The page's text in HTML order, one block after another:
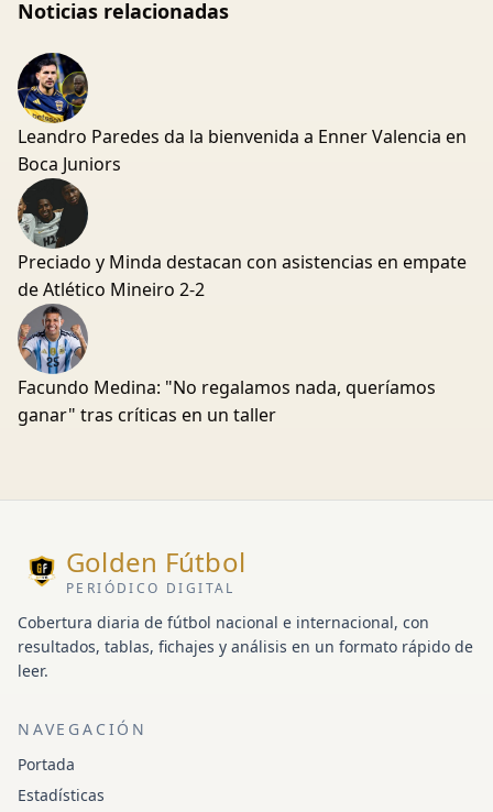
Noticias relacionadas
Leandro Paredes da la bienvenida a Enner Valencia en
Boca Juniors
Preciado y Minda destacan con asistencias en empate
de Atlético Mineiro 2-2
Facundo Medina: "No regalamos nada, queríamos
ganar" tras críticas en un taller
Golden Fútbol
PERIÓDICO DIGITAL
Cobertura diaria de fútbol nacional e internacional, con
resultados, tablas, fichajes y análisis en un formato rápido de
leer.
NAVEGACIÓN
Portada
Estadísticas